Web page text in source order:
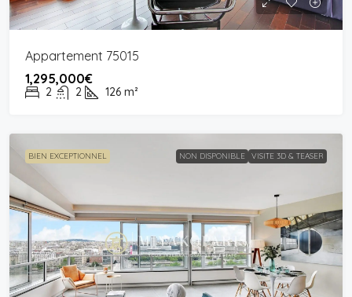
Appartement 75015
1,295,000€
2 2 126 m²
BIEN EXCEPTIONNEL NON DISPONIBLE VISITE 3D & TEASER